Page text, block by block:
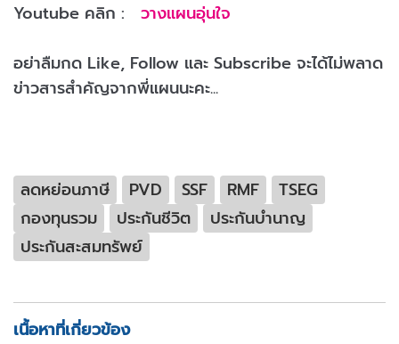
Youtube คลิก : วางแผนอุ่นใจ
อย่าลืมกด Like, Follow และ Subscribe จะได้ไม่พลาด
ข่าวสารสำคัญจากพี่แผนนะคะ...
ลดหย่อนภาษี PVD SSF RMF
TSEG
กองทุนรวม
ประกันชีวิต
ประกันบำนาญ
ประกันสะสมทรัพย์
เนื้อหาที่เกี่ยวข้อง